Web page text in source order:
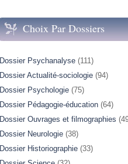
Choix Par Dossiers
Dossier Psychanalyse (111)
Dossier Actualité-sociologie (94)
Dossier Psychologie (75)
Dossier Pédagogie-éducation (64)
Dossier Ouvrages et filmographies
Dossier Neurologie (38)
Dossier Historiographie (33)